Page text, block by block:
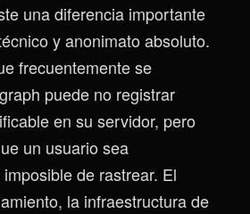
una diferencia importante
y anonimato absoluto.
frecuentemente se
puede no registrar
en su servidor, pero
un usuario sea
de rastrear. El
la infraestructura de